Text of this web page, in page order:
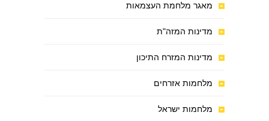
מאגר מלחמת העצמאות
מדינות המזה"ת
מדינות המזרח התיכון
מלחמות אזרחים
מלחמות ישראל